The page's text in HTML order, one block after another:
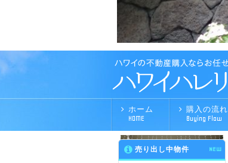
ホーム
HOME
購入の流れ
Buying Flow
売り出し中物件 NEW